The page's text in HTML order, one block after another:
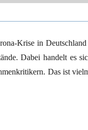
Krise in
Dabei handelt es
Das ist
mangels Vertrauen in